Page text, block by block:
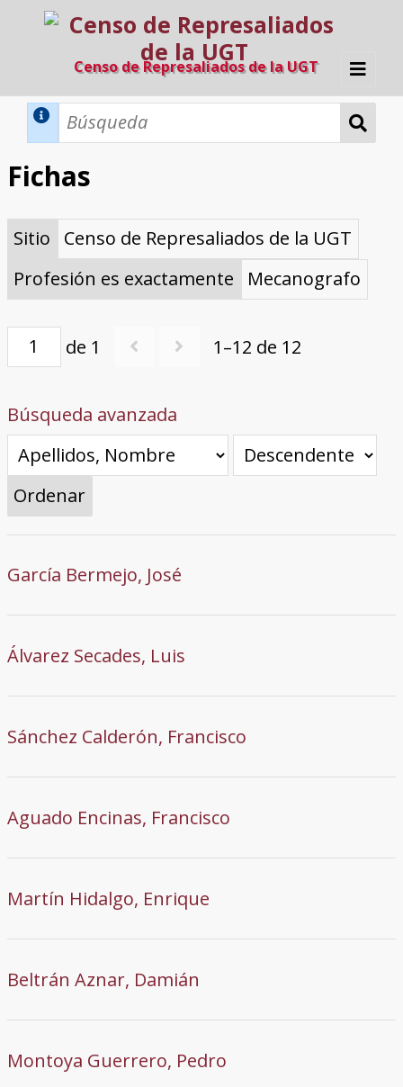
Censo de Represaliados de la UGT
Inicio
Directorio A-Z
Provincias de nacimiento
Profesión
Cárceles
Condenados a muerte
Condenados a muerte (con busca
dinámica)
Ejecutados
El proyecto
Razones y objetivos
El equipo
Colaboradores
Fuentes documentales
Fichas
Sitio
Censo de Represaliados de la UGT
Profesión es exactamente
Mecanografo
de 1 1–12 de 12
Búsqueda avanzada
Ordenar
García Bermejo, José
Álvarez Secades, Luis
Sánchez Calderón, Francisco
Aguado Encinas, Francisco
Martín Hidalgo, Enrique
Beltrán Aznar, Damián
Montoya Guerrero, Pedro